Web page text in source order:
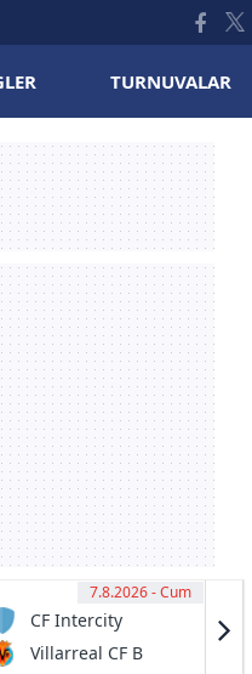
TURNUVALAR
11:00
7.8.2026 - Cum
CF Intercity
Villarreal CF B